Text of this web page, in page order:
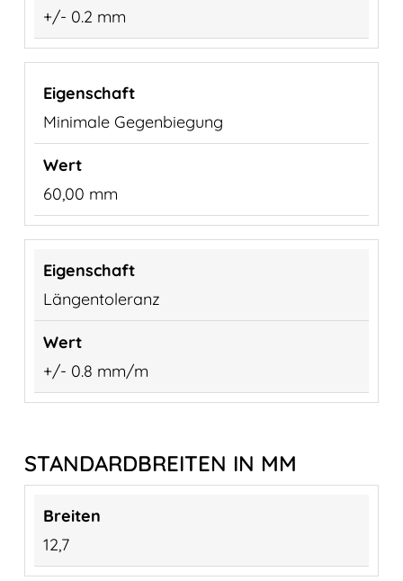
+/- 0.2 mm
Minimale Gegenbiegung
60,00 mm
Längentoleranz
+/- 0.8 mm/m
STANDARDBREITEN IN MM
12,7